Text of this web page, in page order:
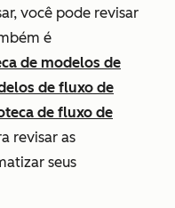
você pode revisar
é
de modelos de
de fluxo de
de fluxo de
revisar as
seus